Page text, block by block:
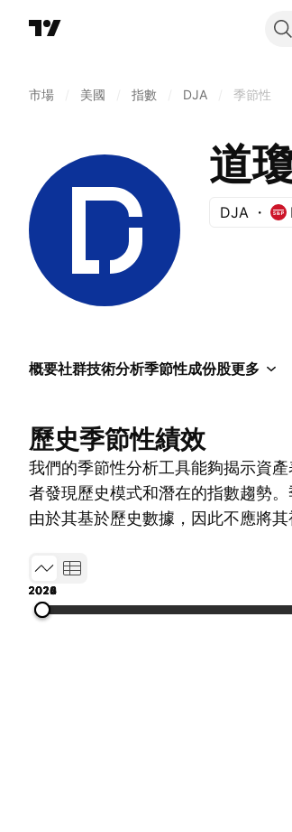
市場 美國 指數 DJA 季節性
道
DJA
概要社群技術分析季節性成份股更多
歷史季節性績效
我們的季節性分析工具能夠揭示資
者發現歷史模式和潛在的指數趨勢
由於其基於歷史數據，因此不應將其
2016
2018
2020
2022
2024
2026